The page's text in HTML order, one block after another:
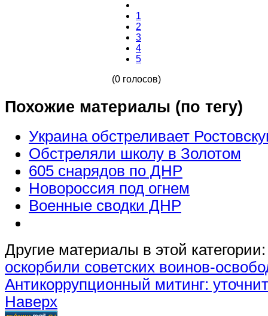
1
2
3
4
5
(0 голосов)
Похожие материалы (по тегу)
Украина обстреливает
Обстреляли школу в Золотом
605 снарядов по ДНР
Новороссия под огнем
Военные сводки ДНР
Другие материалы в этой категории:
оскорбили советских воинов-
Антикоррупционный митинг:
Наверх